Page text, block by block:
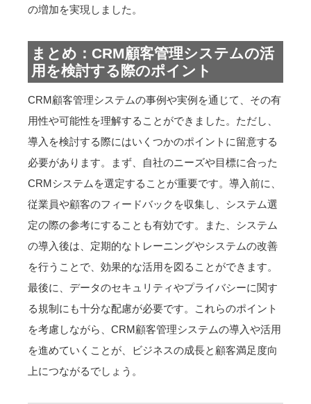
の増加を実現しました。
まとめ：CRM顧客管理システムの活
用を検討する際のポイント
CRM顧客管理システムの事例や実例を通じて、その有
用性や可能性を理解することができました。ただし、
導入を検討する際にはいくつかのポイントに留意する
必要があります。まず、自社のニーズや目標に合った
CRMシステムを選定することが重要です。導入前に、
従業員や顧客のフィードバックを収集し、システム選
定の際の参考にすることも有効です。また、システム
の導入後は、定期的なトレーニングやシステムの改善
を行うことで、効果的な活用を図ることができます。
最後に、データのセキュリティやプライバシーに関す
る規制にも十分な配慮が必要です。これらのポイント
を考慮しながら、CRM顧客管理システムの導入や活用
を進めていくことが、ビジネスの成長と顧客満足度向
上につながるでしょう。